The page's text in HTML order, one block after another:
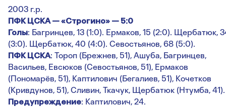
2003 г.р.
ПФК ЦСКА — «Строгино» — 5:0
Голы: Багринцев, 13 (1:0). Ермаков, 15 (2:0). Щербатюк,
(3:0). Щербатюк, 40 (4:0). Севостьянов, 68 (5:0).
ПФК ЦСКА: Тороп (Брежнев, 51), Ашуба, Багринцев,
Васильев, Евсюков (Севостьянов, 51), Ермаков
(Пономарёв, 51), Каптилович (Бегалиев, 51), Кочетков
(Кривдунов, 51), Сливин, Ткачук, Щербатюк (Нтумба, 41).
Предупреждение: Каптилович, 24.